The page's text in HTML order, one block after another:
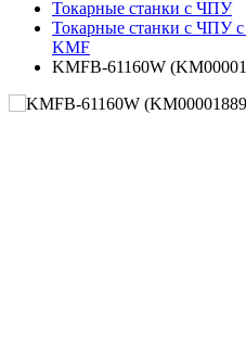
Токарные станки с ЧПУ
Токарные станки с ЧПУ с
KMF
KMFB-61160W